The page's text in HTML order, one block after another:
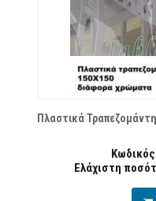
Πλαστικά
Ελάχιστη